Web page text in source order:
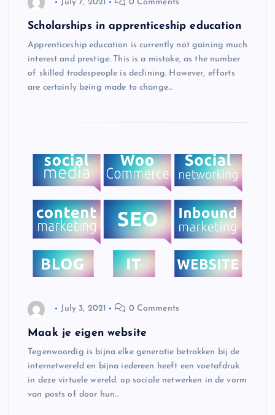
July 7, 2021 0 Comments
Scholarships in apprenticeship education
Apprenticeship education is currently not gaining much
interest and prestige. This is a mistake, as the number
of skilled tradespeople is declining. However, efforts
are certainly being made to change…
July 3, 2021 0 Comments
Maak je eigen website
Tegenwoordig is bijna elke generatie betrokken bij de
internetwereld en bijna iedereen heeft een voetafdruk
in deze virtuele wereld. op sociale netwerken in de vorm
van posts of door hun…